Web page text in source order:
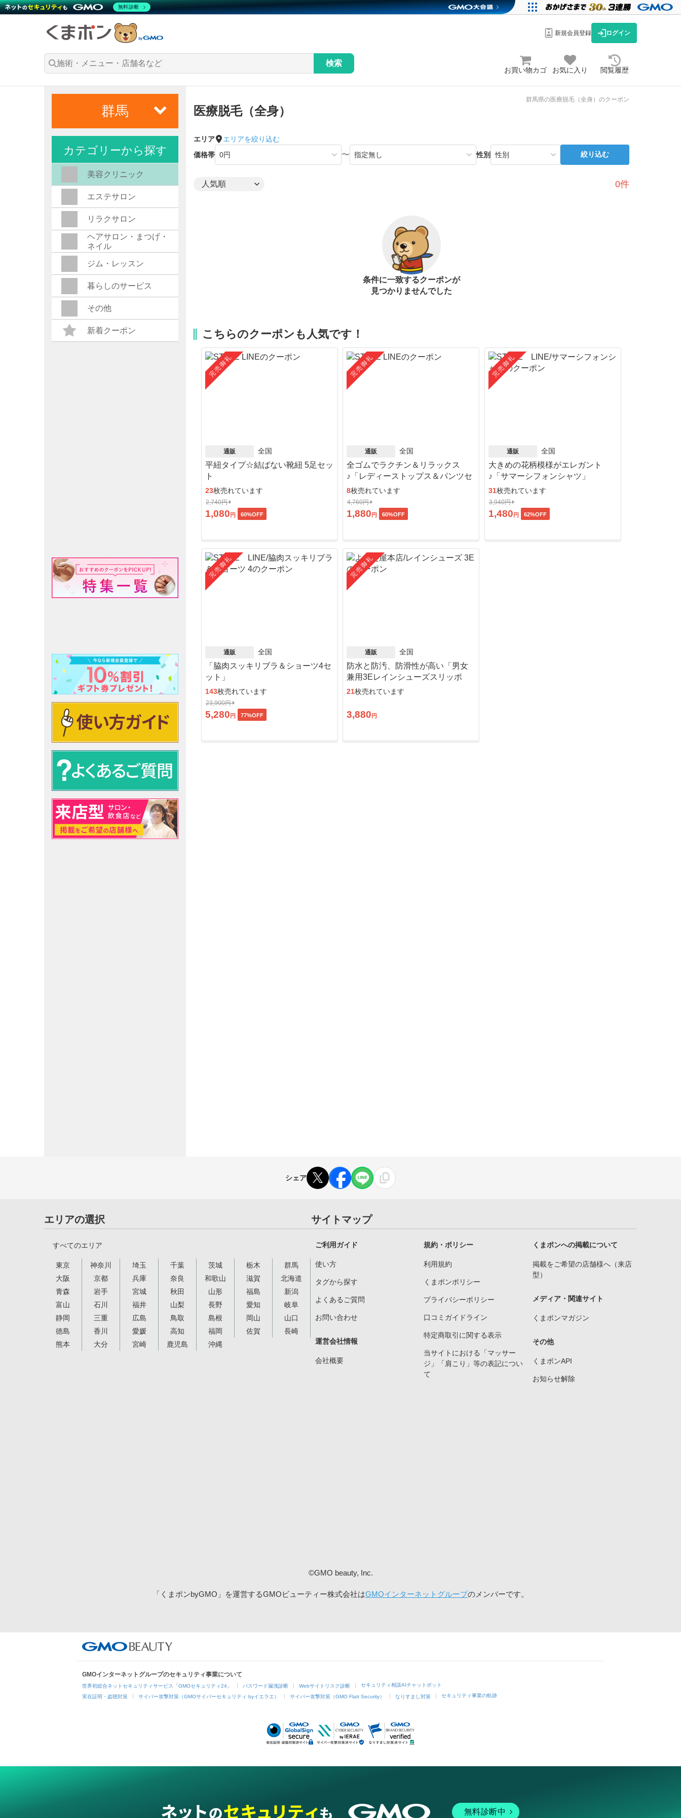
新規会員登録 ログイン
検索
お買い物カゴ お気に入り 閲覧履歴
群馬県の医療脱毛（全身）のクーポン
医療脱毛（全身）
エリア
エリアを絞り込む
価格帯
〜 性別 絞り込む
0件
条件に一致するクーポンが
見つかりませんでした
こちらのクーポンも人気です！
完売御礼
通販 全国
平紐タイプ☆結ばない靴紐 5足セッ
ト
23枚売れています
2,740円
1,080 円 60%OFF
完売御礼
通販 全国
全ゴムでラクチン＆リラックス
♪「レディーストップス＆パンツセ
ット」
8枚売れています
4,760円
1,880 円 60%OFF
完売御礼
通販 全国
大きめの花柄模様がエレガント
♪「サマーシフォンシャツ」
31枚売れています
3,940円
1,480 円 62%OFF
完売御礼
通販 全国
「脇肉スッキリブラ＆ショーツ4セ
ット」
143枚売れています
23,900円
5,280 円 77%OFF
完売御礼
通販 全国
防水と防汚、防滑性が高い「男女
兼用3Eレインシューズスリッポ
ン」
21枚売れています
3,880 円
群馬
カテゴリーから探す
美容クリニック
エステサロン
リラクサロン
ヘアサロン・まつげ・
ネイル
ジム・レッスン
暮らしのサービス
その他
新着クーポン
シェア
エリアの選択
すべてのエリア
東京 神奈川 埼玉 千葉 茨城 栃木
群馬
大阪
京都 兵庫 奈良 和歌山 滋賀
北海道
青森
岩手 宮城 秋田 山形 福島
新潟
富山
石川 福井 山梨 長野 愛知
岐阜
静岡
三重 広島 鳥取 島根 岡山
山口
徳島
香川 愛媛 高知 福岡 佐賀
長崎
熊本
大分 宮崎 鹿児島 沖縄
サイトマップ
ご利用ガイド
使い方
タグから探す
よくあるご質問
お問い合わせ
運営会社情報
会社概要
規約・ポリシー
利用規約
くまポンポリシー
プライバシーポリシー
口コミガイドライン
特定商取引に関する表示
当サイトにおける「マッサー
ジ」「肩こり」等の表記につい
て
くまポンへの掲載について
掲載をご希望の店舗様へ（来店
型）
メディア・関連サイト
くまポンマガジン
その他
くまポンAPI
お知らせ解除
©GMO beauty, Inc.
「くまポンbyGMO」を運営するGMOビューティー株式会社はGMOインターネットグループのメンバーです。
GMOインターネットグループのセキュリティ事業について
世界初総合ネットセキュリティサービス「GMOセキュリティ24」 パスワード漏洩診断 Webサイトリスク診断 セキュリティ相談AIチャットボット
実在証明・盗聴対策 サイバー攻撃対策（GMOサイバーセキュリティ byイエラエ） サイバー攻撃対策（GMO Flatt Security） なりすまし対策 セキュリティ事業の軌跡
無料診断中
無料診断